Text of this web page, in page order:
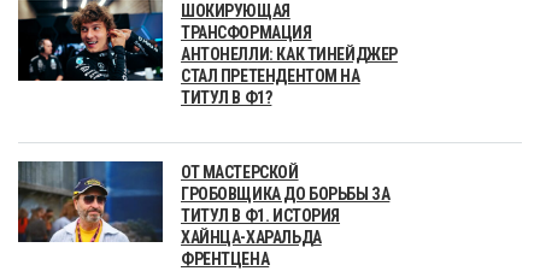
ШОКИРУЮЩАЯ
ТРАНСФОРМАЦИЯ
АНТОНЕЛЛИ: КАК ТИНЕЙДЖЕР
СТАЛ ПРЕТЕНДЕНТОМ НА
ТИТУЛ В Ф1?
ОТ МАСТЕРСКОЙ
ГРОБОВЩИКА ДО БОРЬБЫ ЗА
ТИТУЛ В Ф1. ИСТОРИЯ
ХАЙНЦА-ХАРАЛЬДА
ФРЕНТЦЕНА